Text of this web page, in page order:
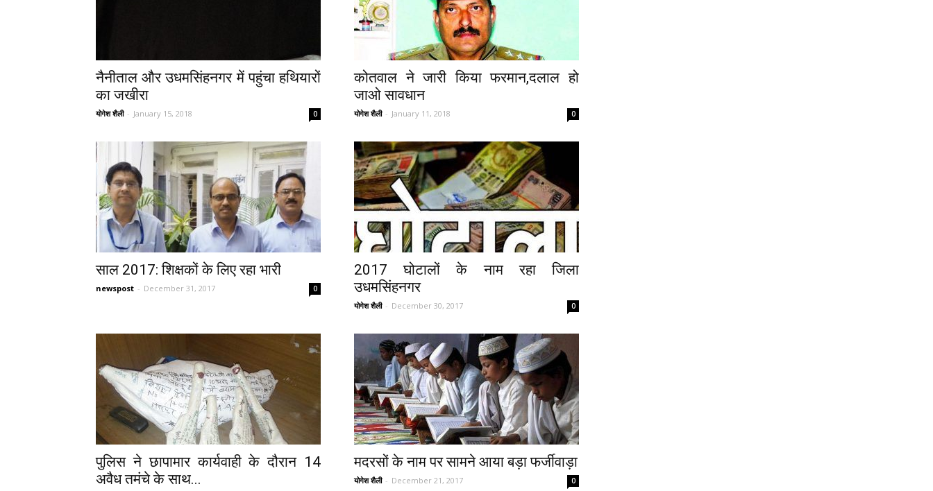
नैनीताल और उधमसिंहनगर में पहुंचा हथियारों
का जखीरा
योगेश शैली - January 15, 2018 0
कोतवाल ने जारी किया फरमान,दलाल हो
जाओ सावधान
योगेश शैली - January 11, 2018 0
साल 2017: शिक्षकों के लिए रहा भारी
newspost - December 31, 2017 0
2017 घोटालों के नाम रहा जिला
उधमसिंहनगर
योगेश शैली - December 30, 2017 0
पुलिस ने छापामार कार्यवाही के दौरान 14
अवैध तमंचे के साथ...
मदरसों के नाम पर सामने आया बड़ा फर्जीवाड़ा
योगेश शैली - December 21, 2017 0